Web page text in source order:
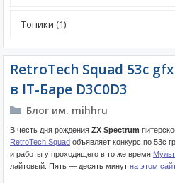
Топики (1)
RetroTech Squad 53c
в IT-Баре D3C0D3
Блог им. mihhru
В честь дня рождения ZX Spectrum
RetroTech Squad объявляет конкурс по 53c
и работы у проходящего в то же время
лайтовый. Пять — десять минут на этом